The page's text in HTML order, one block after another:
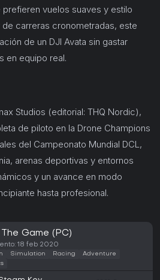
prefieren vuelos suaves y estilo
carreras cronometradas, este
de un DJI Avata sin gastar
en equipo real.
Studios (editorial: THQ Nordic),
de piloto en la Drone Champions
del Campeonato Mundial DCL,
arenas deportivas y entornos
y un avance en modo
hasta profesional.
The Game (PC)
18 feb 2020
Simulation Racing
Adventure